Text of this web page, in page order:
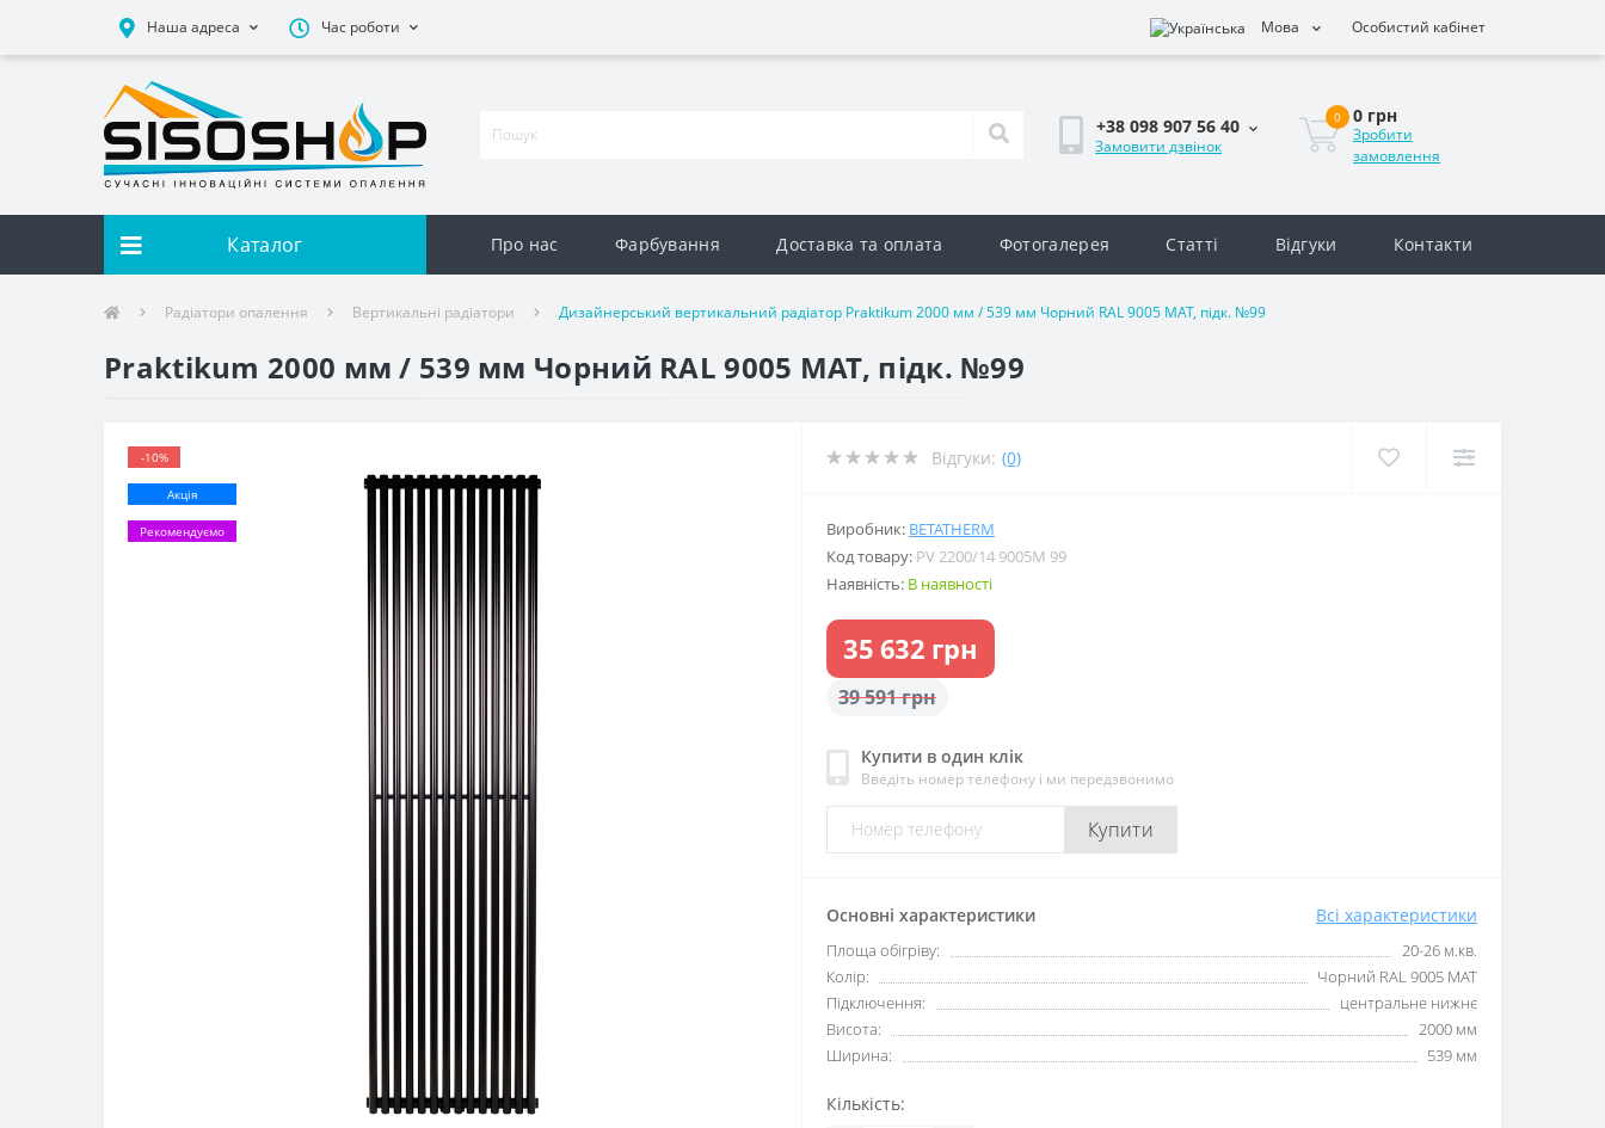
Наша адреса Час роботи Мова Особистий кабінет
+38 098 907 56 40
Замовити дзвінок
0 0 грн
Зробити
замовлення
Каталог Про нас Фарбування Доставка та оплата Фотогалерея Статті Відгуки Контакти
Радіатори опалення Вертикальні радіатори Дизайнерський вертикальний радіатор Praktikum 2000 мм / 539 мм Чорний RAL 9005 MAT, підк. №99
Praktikum 2000 мм / 539 мм Чорний RAL 9005 MAT, підк. №99
-10%
Акція
Рекомендуємо
Відгуки: (0)
Виробник: BETATHERM
Код товару: PV 2200/14 9005M 99
Наявність: В наявності
35 632 грн
39 591 грн
Купити в один клік
Введіть номер телефону і ми передзвонимо
Купити
Основні характеристики Всі характеристики
Площа обігріву:
20-26 м.кв.
Колір:
Чорний RAL 9005 MAT
Підключення:
центральне нижнє
Висота:
2000 мм
Ширина:
539 мм
Кількість: